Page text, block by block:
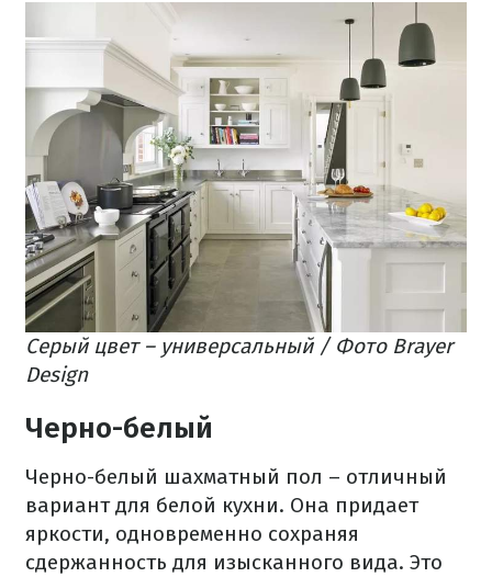
Серый цвет – универсальный / Фото Brayer
Design
Черно-белый
Черно-белый шахматный пол – отличный
вариант для белой кухни. Она придает
яркости, одновременно сохраняя
сдержанность для изысканного вида. Это